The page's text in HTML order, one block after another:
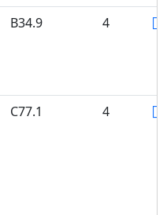
B34.9 4
C77.1 4